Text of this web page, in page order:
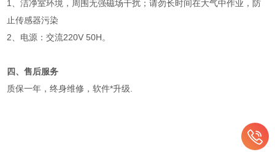
1、洁净室环境，周围无强磁场干扰；请勿长时间在大气中作业，防
止传感器污染
2、电源：交流220V 50H。
四、售后服务
质保一年，终身维修，软件*升级.